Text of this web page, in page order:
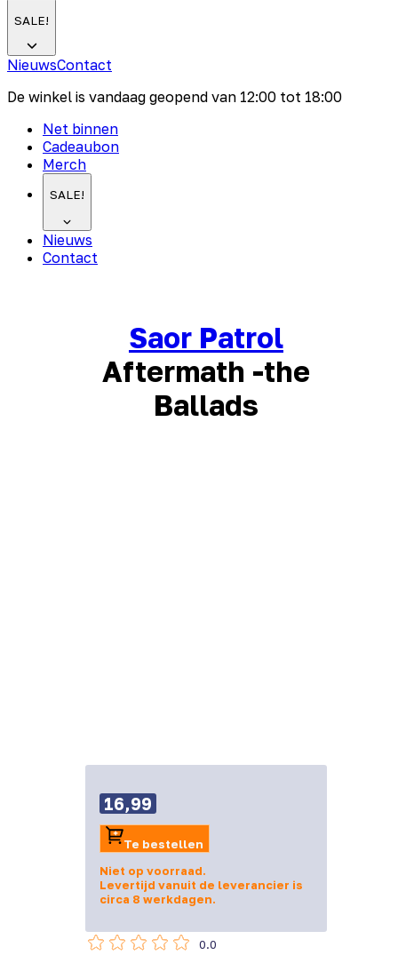
SALE!
NieuwsContact
De winkel is vandaag geopend van 12:00 tot 18:00
Net binnen
Cadeaubon
Merch
SALE!
Nieuws
Contact
Saor Patrol
Aftermath -the
Ballads
16,99
Te bestellen
Niet op voorraad.
Levertijd vanuit de leverancier is
circa 8 werkdagen.
0.0